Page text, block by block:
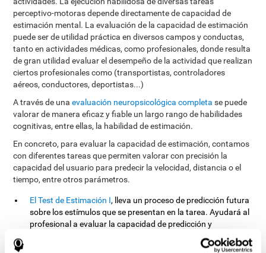
perceptivo-motoras depende directamente de capacidad de
estimación mental. La evaluación de la capacidad de estimación
puede ser de utilidad práctica en diversos campos y conductas,
tanto en actividades médicas, como profesionales, donde resulta
de gran utilidad evaluar el desempeño de la actividad que realizan
ciertos profesionales como (transportistas, controladores
aéreos, conductores, deportistas...)
A través de unaevaluación neuropsicológica completa se puede
valorar de manera eficaz y fiable un largo rango de habilidades
cognitivas, entre ellas, la habilidad de estimación.
En concreto, para evaluar la capacidad de estimación, contamos
con diferentes tareas que permiten valorar con precisión la
capacidad del usuario para predecir la velocidad, distancia o el
tiempo, entre otros parámetros.
El Test de Estimación I, lleva un proceso de predicción futura
sobre los estímulos que se presentan en la tarea. Ayudará al
profesional a evaluar la capacidad de predicción y
estimación futura sobre un objeto ante su velocidad,
recorrido y distancia. La tarea requiere prestar atención al